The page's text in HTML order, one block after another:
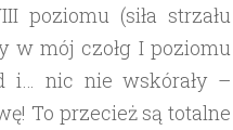
poziomu (siła strzału
w mój czołg I poziomu
i… nic nie wskórały –
To przecież są totalne